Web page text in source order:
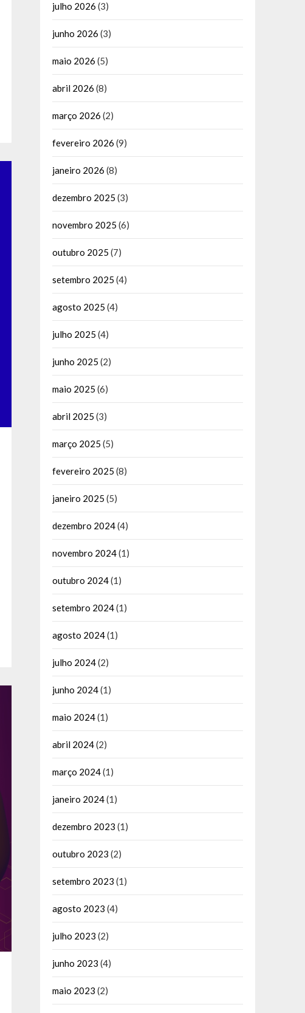
julho 2026 (3)
junho 2026 (3)
maio 2026 (5)
abril 2026 (8)
março 2026 (2)
fevereiro 2026 (9)
janeiro 2026 (8)
dezembro 2025 (3)
novembro 2025 (6)
outubro 2025 (7)
setembro 2025 (4)
agosto 2025 (4)
julho 2025 (4)
junho 2025 (2)
maio 2025 (6)
abril 2025 (3)
março 2025 (5)
fevereiro 2025 (8)
janeiro 2025 (5)
dezembro 2024(4)
novembro 2024(1)
outubro 2024(1)
setembro 2024(1)
agosto 2024(1)
julho 2024(2)
junho 2024(1)
maio 2024(1)
abril 2024(2)
março 2024(1)
janeiro 2024(1)
dezembro 2023 (1)
outubro 2023 (2)
setembro 2023 (1)
agosto 2023 (4)
julho 2023 (2)
junho 2023 (4)
maio 2023 (2)